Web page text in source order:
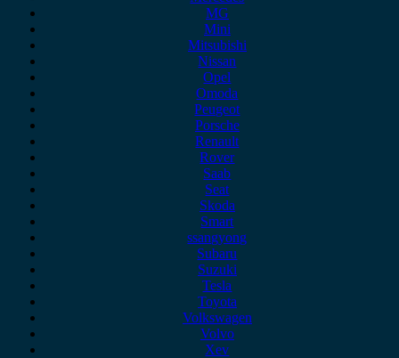
MG
Mini
Mitsubishi
Nissan
Opel
Omoda
Peugeot
Porsche
Renault
Rover
Saab
Seat
Skoda
Smart
ssangyong
Subaru
Suzuki
Tesla
Toyota
Volkswagen
Volvo
Xev